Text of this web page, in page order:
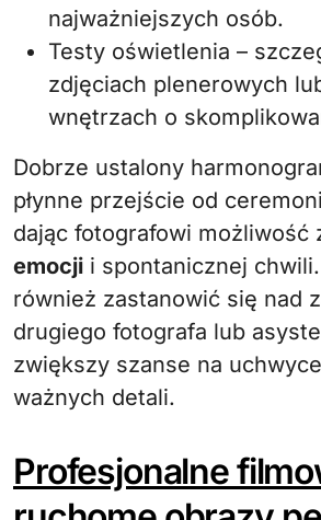
najważniejszych osób.
Testy oświetlenia –
zdjęciach plenerowych
wnętrzach o
Dobrze ustalony
płynne przejście od
dając fotografowi możliwość
emocji i spontanicznej
również zastanowić się nad
drugiego fotografa lub
zwiększy szanse na
ważnych detali.
Profesjonalne